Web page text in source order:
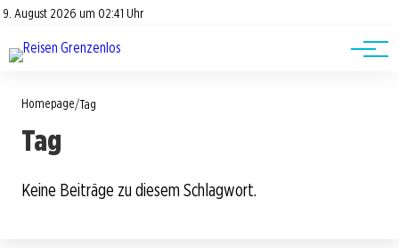
9. August 2026 um 02:41 Uhr
Datenschutz
Road Trips
Reisetipps
Homepage/Tag
Tag
Keine Beiträge zu diesem Schlagwort.